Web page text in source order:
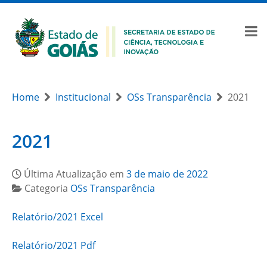
Home Institucional OSs Transparência 2021
2021
Última Atualização em 3 de maio de 2022
Categoria OSs Transparência
Relatório/2021 Excel
Relatório/2021 Pdf